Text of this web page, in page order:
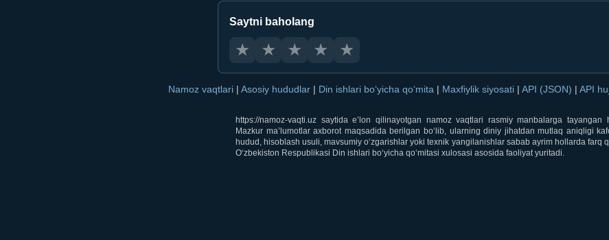
Saytni baholang
★ ★ ★ ★ ★
Namoz vaqtlari | Asosiy hududlar | Din ishlari bo‘yicha qo‘mita | Maxfiylik siyosati | API (JSON) | API
https://namoz-vaqti.uz saytida e’lon qilinayotgan namoz vaqtlari rasmiy manbalarga tayangan
Mazkur ma’lumotlar axborot maqsadida berilgan bo‘lib, ularning diniy jihatdan mutlaq aniqligi
hudud, hisoblash usuli, mavsumiy o‘zgarishlar yoki texnik yangilanishlar sabab ayrim hollarda farq
O‘zbekiston Respublikasi Din ishlari bo‘yicha qo‘mitasi xulosasi asosida faoliyat yuritadi.